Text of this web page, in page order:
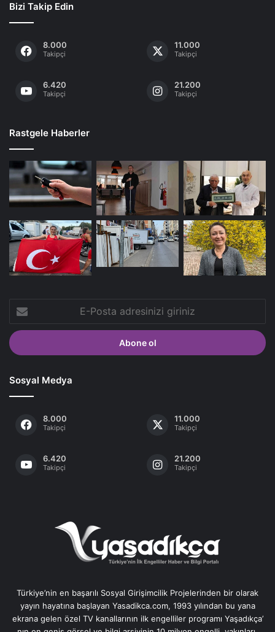
Bizi Takip Edin
8.000
Takipçi
11.000
Takipçi
6.420
Takipçi
21.200
Takipçi
Rastgele Haberler
Posta
adresinizi
giriniz
Sosyal Medya
8.000
Takipçi
11.000
Takipçi
6.420
Takipçi
21.200
Takipçi
Türkiye’nin en başarılı Sosyal Girişimcilik Projelerinden bir olarak
yayın hayatına başlayan Yasadikca.com, 1993 yılından bu yana
ekrana gelen özel TV kanallarının ilk engelliler programı Yaşadıkça’